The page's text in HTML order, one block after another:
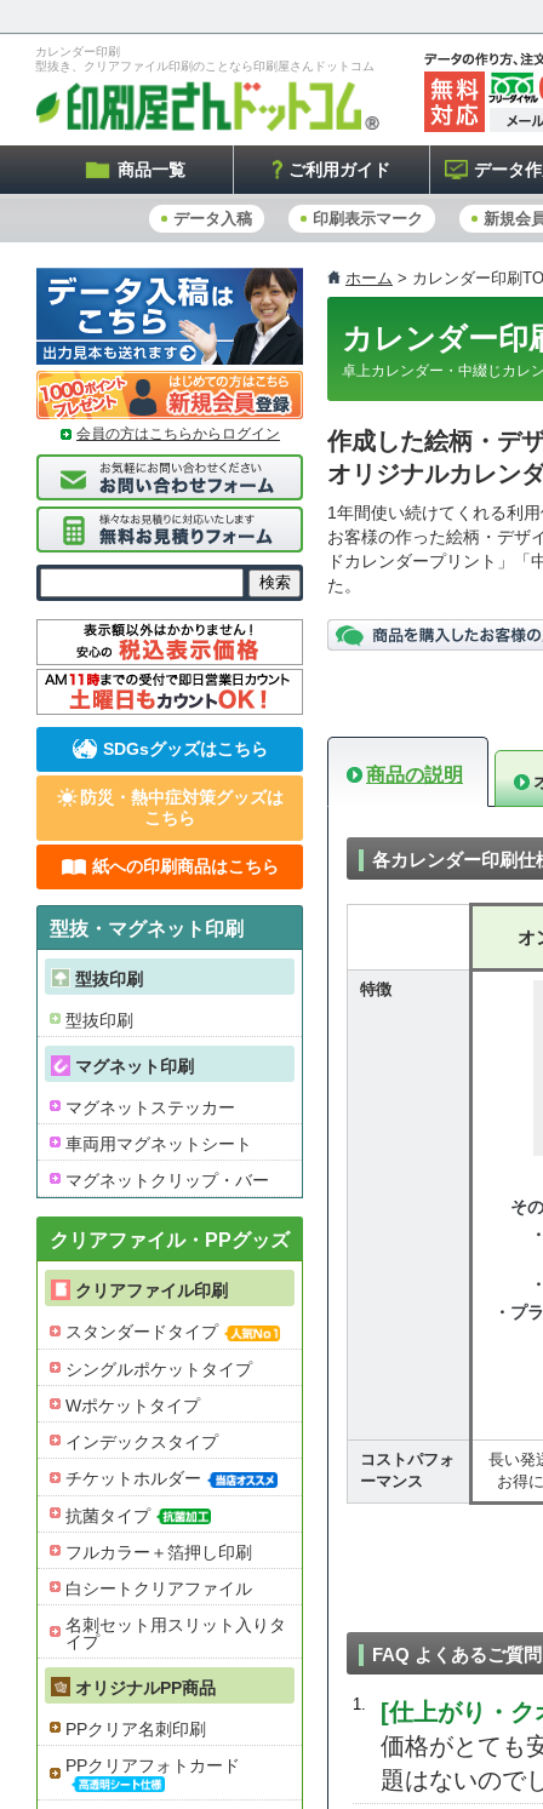
カレンダー印刷
型抜き、クリアファイル印刷のことなら印刷屋さんドットコム
商品一覧 ご利用ガイド データ
データ入稿 印刷表示マーク 新規会
ホーム > カレンダー印刷
カレンダー
卓上カレンダー・中綴じカレ
作成した絵柄・デ
オリジナルカレン
1年間使い続けてくれる利
お客様の作った絵柄・デザ
ドカレンダープリント」「
た。
商品の説明
各カレンダー印刷仕
オ
特徴
そ
・プ
コストパフォ
ーマンス
長い発
お得
FAQ よくあるご質問
会員の方はこちらからログイン
SDGsグッズはこちら
防災・熱中症対策グッズは
こちら
紙への印刷商品はこちら
型抜・マグネット印刷
型抜印刷
型抜印刷
マグネット印刷
マグネットステッカー
車両用マグネットシート
マグネットクリップ・バー
クリアファイル・PPグッズ
クリアファイル印刷
スタンダードタイプ
シングルポケットタイプ
Wポケットタイプ
インデックスタイプ
チケットホルダー
抗菌タイプ
フルカラー＋箔押し印刷
白シートクリアファイル
名刺セット用スリット入りタ
イプ
オリジナルPP商品
PPクリア名刺印刷
PPクリアフォトカード